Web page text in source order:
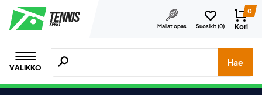
Mailat opas Suosikit (0)
0
Kori
VALIKKO
Hae tuotteita, merkkejä jne.
Hae